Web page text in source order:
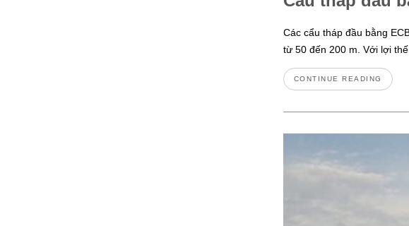
Các cẩu tháp đầu bằng
từ 50 đến 200 m. Với lợi
CONTINUE READING